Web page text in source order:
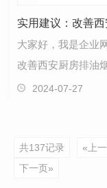
实用建议：改善
大家好，我是企业
改善西安厨房排油
理，我们需要明智
2024-07-27
共137记录 «上
下一页»